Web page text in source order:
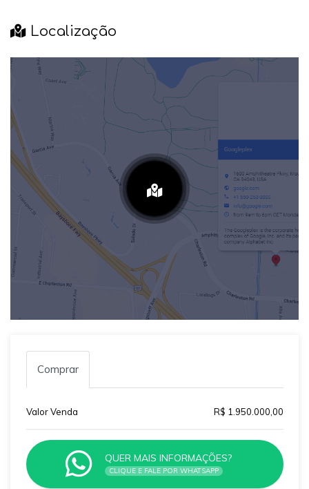
Localização
Comprar
Valor Venda R$ 1.950.000,00
QUER MAIS INFORMAÇÕES?
CLIQUE E FALE POR WHATSAPP